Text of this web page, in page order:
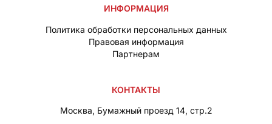
ИНФОРМАЦИЯ
Политика обработки персональных данных
Правовая информация
Партнерам
КОНТАКТЫ
Москва, Бумажный проезд 14, стр.2